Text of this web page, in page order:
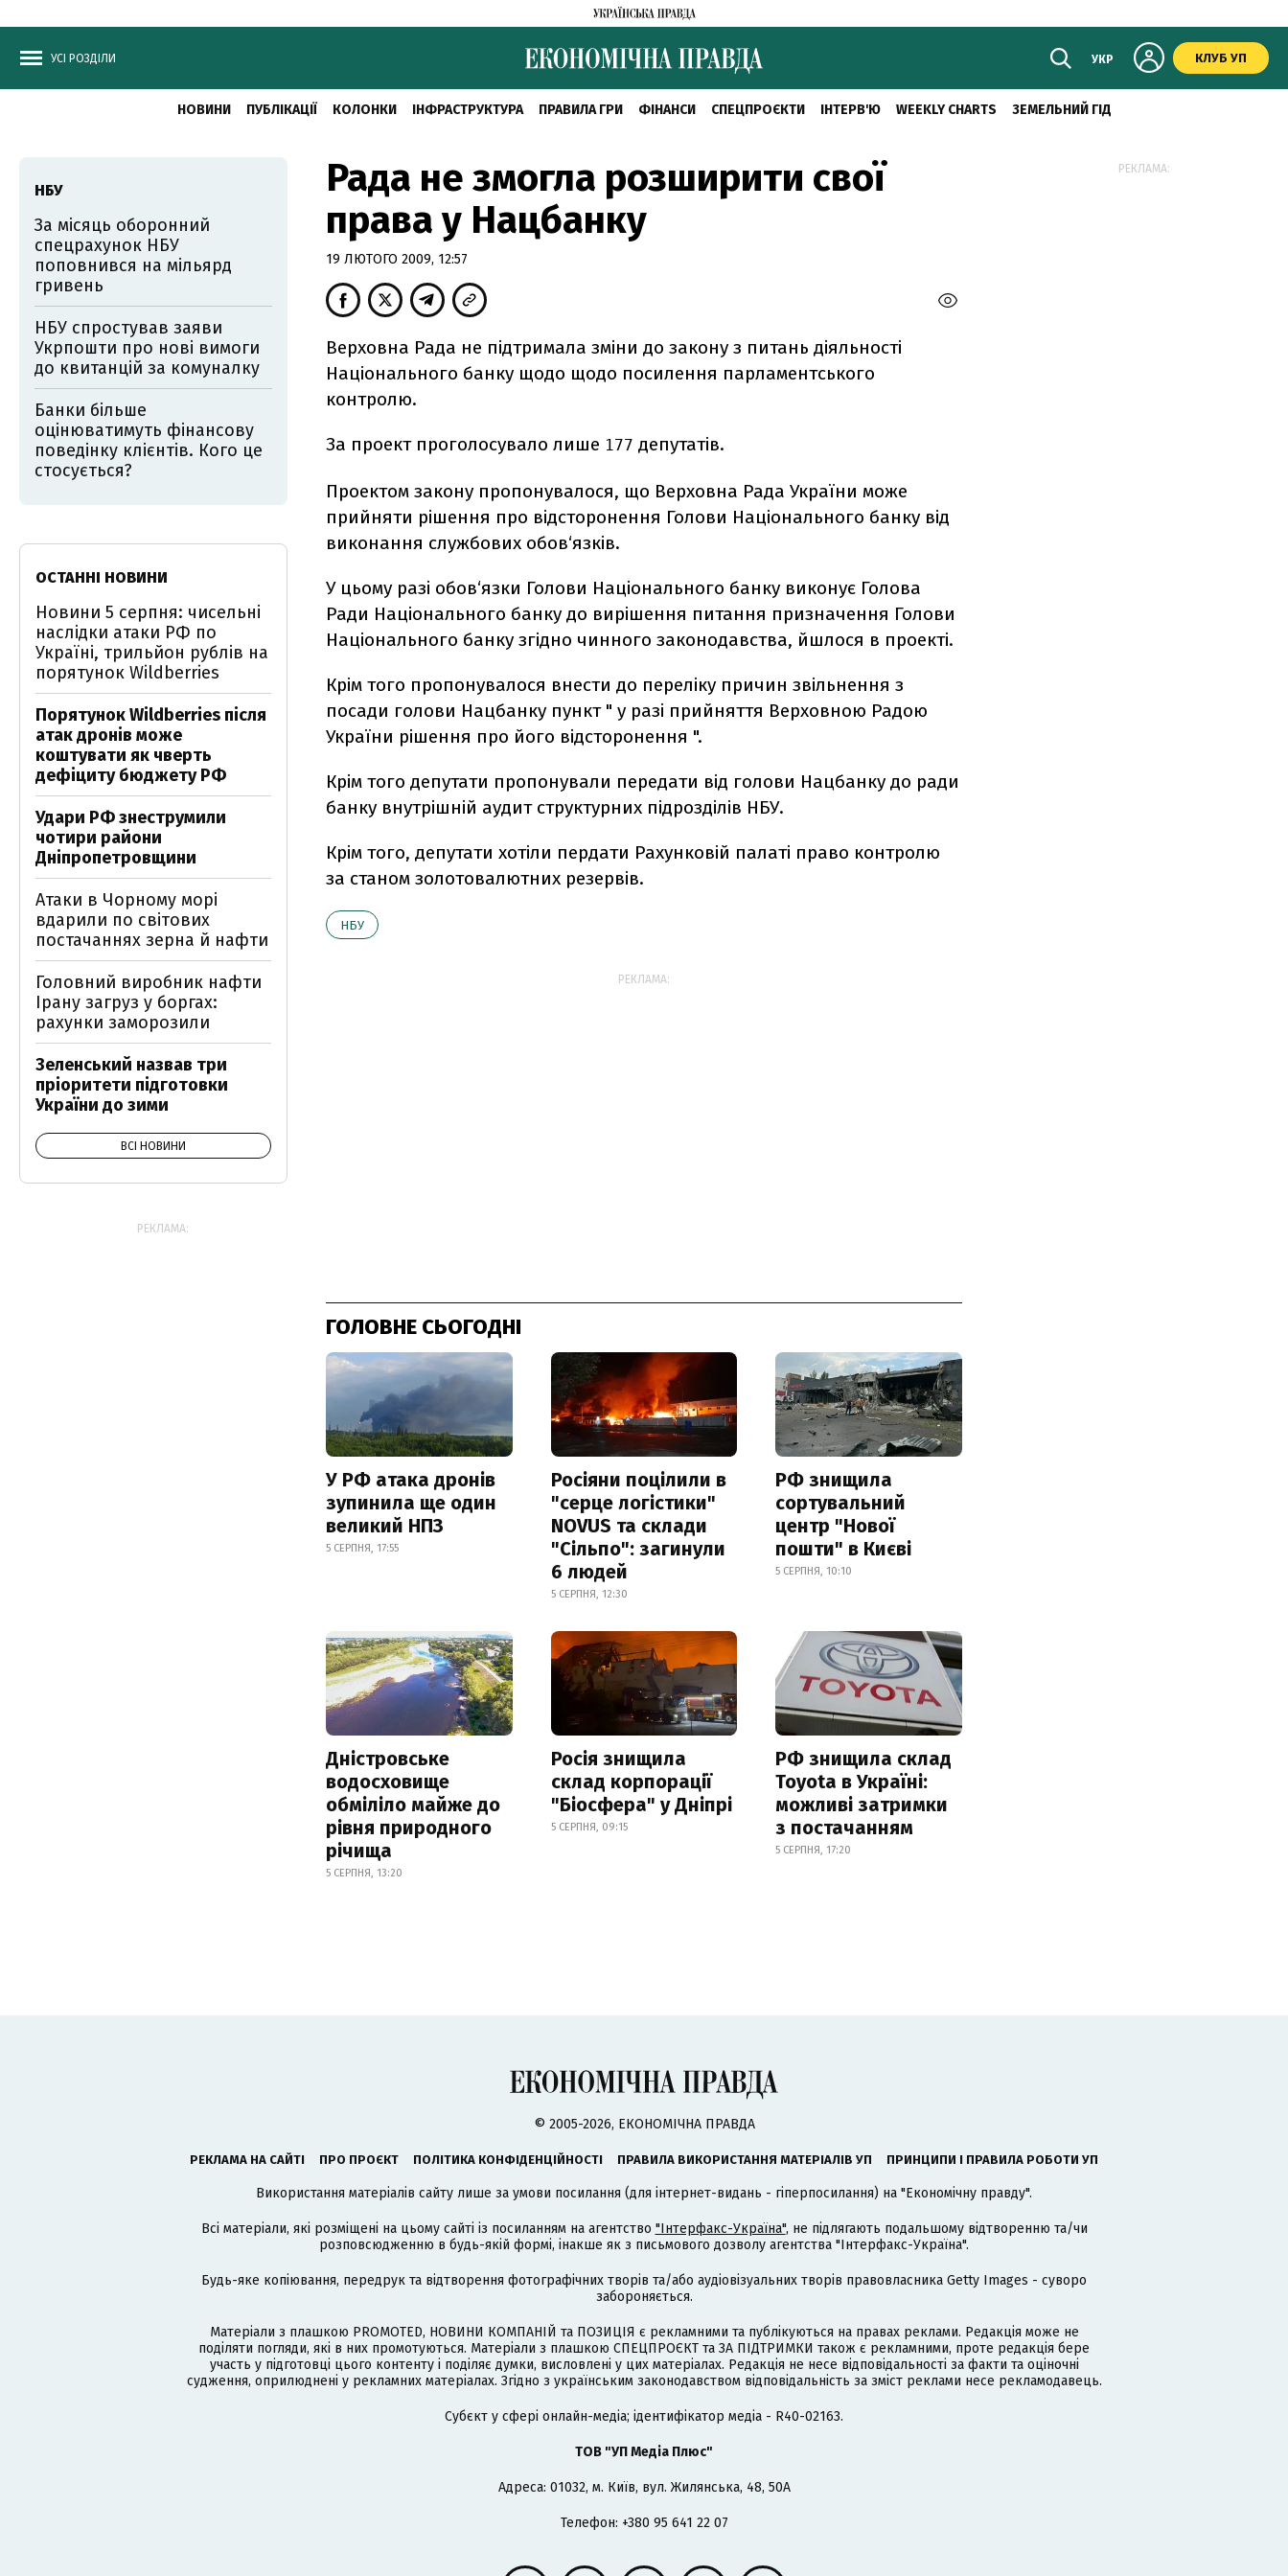
УСІ РОЗДІЛИ УКР КЛУБ УП
НОВИНИ ПУБЛІКАЦІЇ КОЛОНКИ ІНФРАСТРУКТУРА ПРАВИЛА ГРИ ФІНАНСИ СПЕЦПРОЄКТИ ІНТЕРВ'Ю WEEKLY CHARTS ЗЕМЕЛЬНИЙ ГІД
Рада не змогла розширити свої
права у Нацбанку
19 ЛЮТОГО 2009, 12:57
Верховна Рада не підтримала зміни до закону з питань діяльності
Національного банку щодо щодо посилення парламентського
контролю.
За проект проголосувало лише 177 депутатів.
Проектом закону пропонувалося, що Верховна Рада України може
прийняти рішення про відсторонення Голови Національного банку від
виконання службових обов‘язків.
У цьому разі обов‘язки Голови Національного банку виконує Голова
Ради Національного банку до вирішення питання призначення Голови
Національного банку згідно чинного законодавства, йшлося в проекті.
Крім того пропонувалося внести до переліку причин звільнення з
посади голови Нацбанку пункт " у разі прийняття Верховною Радою
України рішення про його відсторонення ".
Крім того депутати пропонували передати від голови Нацбанку до ради
банку внутрішній аудит структурних підрозділів НБУ.
Крім того, депутати хотіли пердати Рахунковій палаті право контролю
за станом золотовалютних резервів.
НБУ
РЕКЛАМА:
ГОЛОВНЕ СЬОГОДНІ
У РФ атака дронів
зупинила ще один
великий НПЗ
5 СЕРПНЯ, 17:55
Росіяни поцілили в
"серце логістики"
NOVUS та склади
"Сільпо": загинули
6 людей
5 СЕРПНЯ, 12:30
РФ знищила
сортувальний
центр "Нової
пошти" в Києві
5 СЕРПНЯ, 10:10
Дністровське
водосховище
обміліло майже до
рівня природного
річища
5 СЕРПНЯ, 13:20
Росія знищила
склад корпорації
"Біосфера" у Дніпрі
5 СЕРПНЯ, 09:15
РФ знищила склад
Toyota в Україні:
можливі затримки
з постачанням
5 СЕРПНЯ, 17:20
НБУ
За місяць оборонний
спецрахунок НБУ
поповнився на мільярд
гривень
НБУ спростував заяви
Укрпошти про нові вимоги
до квитанцій за комуналку
Банки більше
оцінюватимуть фінансову
поведінку клієнтів. Кого це
стосується?
ОСТАННІ НОВИНИ
Новини 5 серпня: чисельні
наслідки атаки РФ по
Україні, трильйон рублів на
порятунок Wildberries
Порятунок Wildberries після
атак дронів може
коштувати як чверть
дефіциту бюджету РФ
Удари РФ знеструмили
чотири райони
Дніпропетровщини
Атаки в Чорному морі
вдарили по світових
постачаннях зерна й нафти
Головний виробник нафти
Ірану загруз у боргах:
рахунки заморозили
Зеленський назвав три
пріоритети підготовки
України до зими
ВСІ НОВИНИ
РЕКЛАМА:
РЕКЛАМА:
© 2005-2026, ЕКОНОМІЧНА ПРАВДА
РЕКЛАМА НА САЙТІ ПРО ПРОЄКТ ПОЛІТИКА КОНФІДЕНЦІЙНОСТІ ПРАВИЛА ВИКОРИСТАННЯ МАТЕРІАЛІВ УП ПРИНЦИПИ І ПРАВИЛА РОБОТИ УП
Використання матеріалів сайту лише за умови посилання (для інтернет-видань - гіперпосилання) на "Економічну правду".
Всі матеріали, які розміщені на цьому сайті із посиланням на агентство "Інтерфакс-Україна", не підлягають подальшому відтворенню та/чи
розповсюдженню в будь-якій формі, інакше як з письмового дозволу агентства "Інтерфакс-Україна".
Будь-яке копіювання, передрук та відтворення фотографічних творів та/або аудіовізуальних творів правовласника Getty Images - суворо
забороняється.
Матеріали з плашкою PROMOTED, НОВИНИ КОМПАНІЙ та ПОЗИЦІЯ є рекламними та публікуються на правах реклами. Редакція може не
поділяти погляди, які в них промотуються. Матеріали з плашкою СПЕЦПРОЄКТ та ЗА ПІДТРИМКИ також є рекламними, проте редакція бере
участь у підготовці цього контенту і поділяє думки, висловлені у цих матеріалах. Редакція не несе відповідальності за факти та оціночні
судження, оприлюднені у рекламних матеріалах. Згідно з українським законодавством відповідальність за зміст реклами несе рекламодавець.
Cубєкт у сфері онлайн-медіа; ідентифікатор медіа - R40-02163.
ТОВ "УП Медіа Плюс"
Адреса: 01032, м. Київ, вул. Жилянська, 48, 50А
Телефон: +380 95 641 22 07